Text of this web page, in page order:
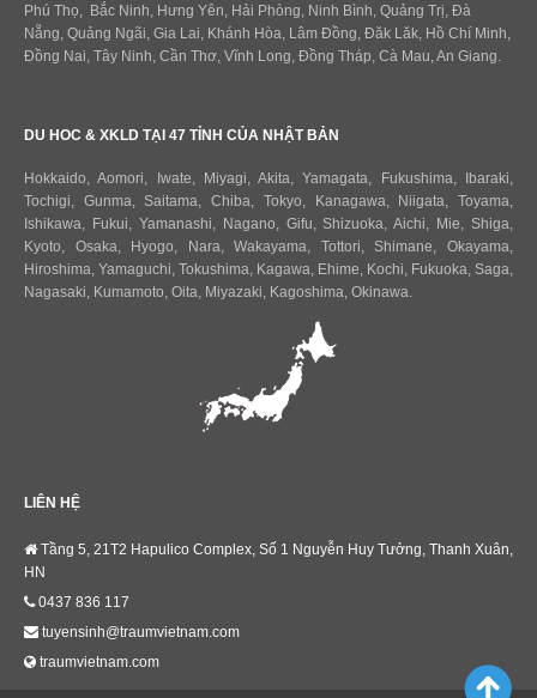
Phú Thọ, Bắc Ninh, Hưng Yên, Hải Phòng, Ninh Bình, Quảng Trị, Đà
Nẵng, Quảng Ngãi, Gia Lai, Khánh Hòa, Lâm Đồng, Đăk Lăk, Hồ Chí Minh,
Đồng Nai, Tây Ninh, Cần Thơ, Vĩnh Long, Đồng Tháp, Cà Mau, An Giang.
DU HOC & XKLD TẠI 47 TỈNH CỦA NHẬT BẢN
Hokkaido,Aomori, Iwate, Miyagi,Akita,Yamagata, Fukushima, Ibaraki,
Tochigi, Gunma, Saitama,Chiba, Tokyo, Kanagawa, Niigata,Toyama,
Ishikawa, Fukui, Yamanashi, Nagano, Gifu, Shizuoka,Aichi, Mie, Shiga,
Kyoto, Osaka, Hyogo, Nara,Wakayama, Tottori, Shimane,Okayama,
Hiroshima, Yamaguchi, Tokushima, Kagawa, Ehime, Kochi, Fukuoka, Saga,
Nagasaki, Kumamoto, Oita, Miyazaki, Kagoshima, Okinawa.
LIÊN HỆ
Tầng 5, 21T2 Hapulico Complex, Số 1 Nguyễn Huy Tưởng, Thanh Xuân,
HN
0437 836 117
tuyensinh@traumvietnam.com
traumvietnam.com